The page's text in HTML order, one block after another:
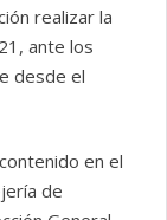
realizar la
ante los
desde el
en el
de